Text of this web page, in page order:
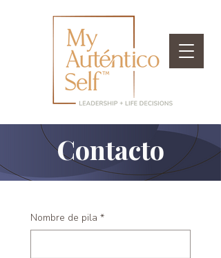
Contacto
Nombre de pila *